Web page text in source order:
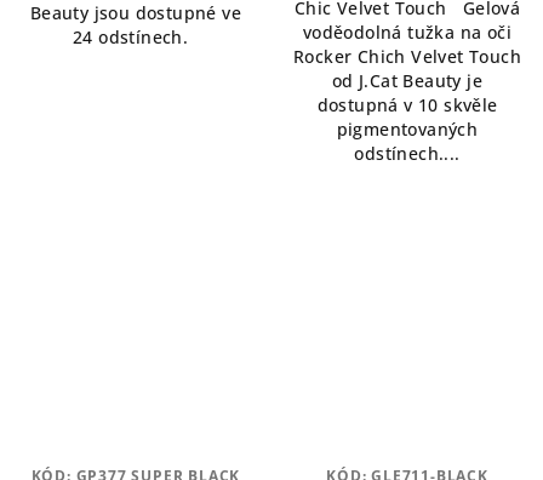
Beauty jsou dostupné ve
24 odstínech.
5
hvězdiček.
Chic Velvet Touch Gelová
voděodolná tužka na oči
Rocker Chich Velvet Touch
od J.Cat Beauty je
dostupná v 10 skvěle
pigmentovaných
odstínech....
KÓD: GP377 SUPER BLACK KÓD:GLE711-BLACK